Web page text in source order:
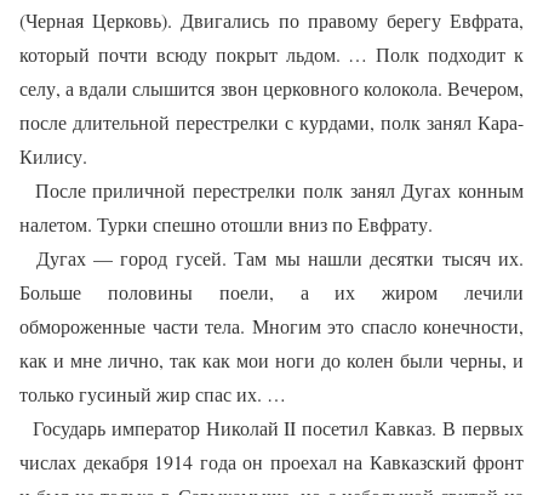
(Черная Церковь). Двигались по правому берегу Евфрата,
который почти всюду покрыт льдом. … Полк подходит к
селу, а вдали слышится звон церковного колокола. Вечером,
после длительной перестрелки с курдами, полк занял Кара-
Килису.
После приличной перестрелки полк занял Дугах конным
налетом. Турки спешно отошли вниз по Евфрату.
Дугах — город гусей. Там мы нашли десятки тысяч их.
Больше половины поели, а их жиром лечили
обмороженные части тела. Многим это спасло конечности,
как и мне лично, так как мои ноги до колен были черны, и
только гусиный жир спас их. …
Государь император Николай II посетил Кавказ. В первых
числах декабря 1914 года он проехал на Кавказский фронт